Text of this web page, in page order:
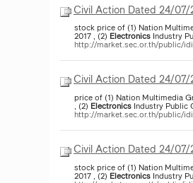
Civil Action Dated 24/
stock price of (1) Nation
2017 , (2) Electronics Industry
http://market.sec.or.th/public/
Civil Action Dated 24/
price of (1) Nation Multimedia
, (2) Electronics Industry Public
http://market.sec.or.th/public/
Civil Action Dated 24/
stock price of (1) Nation
2017 , (2) Electronics Industry